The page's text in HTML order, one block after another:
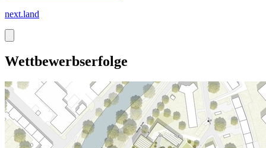
next.land
Wettbewerbserfolge